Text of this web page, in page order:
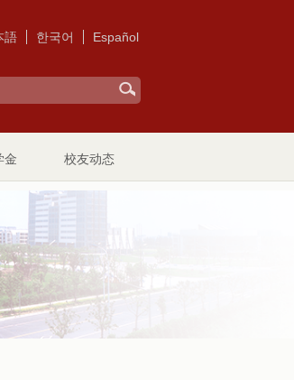
語 한국어 Español
金 校友动态